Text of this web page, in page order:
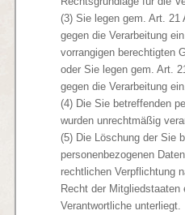
(3) Sie legen gem. Art. 21
gegen die Verarbeitung
vorrangigen berechtigten
oder Sie legen gem. Art.
gegen die Verarbeitung ein.
(4) Die Sie betreffenden
wurden unrechtmäßig
(5) Die Löschung der Sie
personenbezogenen
rechtlichen Verpflichtung
Recht der Mitgliedstaaten
Verantwortliche unterliegt.